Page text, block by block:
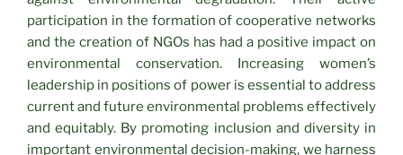
participation in the formation of cooperative networks
and the creation of NGOs has had a positive impact on
environmental conservation. Increasing women’s
leadership in positions of power is essential to address
current and future environmental problems effectively
and equitably. By promoting inclusion and diversity in
important environmental decision-making, we harness